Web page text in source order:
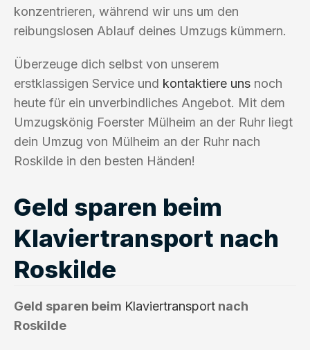
konzentrieren, während wir uns um den
reibungslosen Ablauf deines Umzugs kümmern.
Überzeuge dich selbst von unserem
erstklassigen Service und kontaktiere uns noch
heute für ein unverbindliches Angebot. Mit dem
Umzugskönig Foerster Mülheim an der Ruhr liegt
dein Umzug von Mülheim an der Ruhr nach
Roskilde in den besten Händen!
Geld sparen beim
Klaviertransport nach
Roskilde
Geld sparen beim Klaviertransport nach
Roskilde